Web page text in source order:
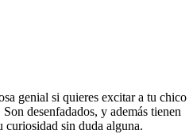
genial si quieres excitar a tu chico
desenfadados, y además tienen
curiosidad sin duda alguna.